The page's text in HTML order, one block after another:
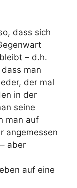
dass sich
– d.h.
man
der mal
in der
seine
man auf
angemessen
aber
auf eine